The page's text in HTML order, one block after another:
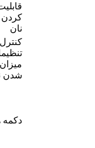
کردن
نان
کنترل
شدن
دکمه